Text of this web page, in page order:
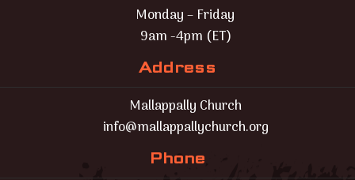
Monday – Friday
9am -4pm (ET)
Address
Mallappally Church
info@mallappallychurch.org
Phone